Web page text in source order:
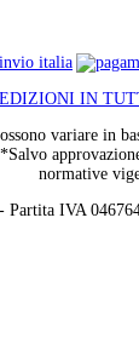
IN
variare in
normative
Partita IVA